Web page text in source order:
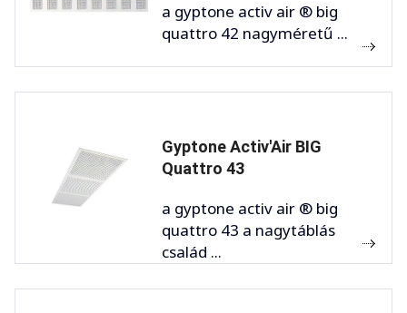
a gyptone activ air ® big
quattro 42 nagyméretű ...
Gyptone Activ'Air BIG
Quattro 43
a gyptone activ air ® big
quattro 43 a nagytáblás
család ...